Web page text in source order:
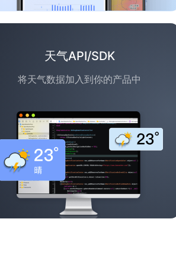
天气API/SDK
将天气数据加入到你的产品中